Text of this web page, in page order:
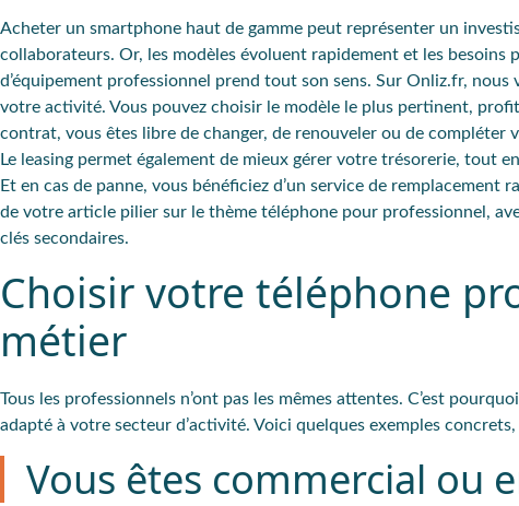
Acheter un smartphone haut de gamme peut représenter un
collaborateurs. Or, les modèles évoluent rapidement et les besoins
d’équipement professionnel prend tout son sens. Sur Onliz.fr,
votre activité. Vous pouvez choisir le modèle le plus pertinent,
contrat, vous êtes libre de changer, de renouveler ou de
Le leasing permet également de mieux gérer votre trésorerie, tout
Et en cas de panne, vous bénéficiez d’un service de
de votre article pilier sur le thème téléphone pour professionnel,
clés secondaires.
Choisir votre téléphone
métier
Tous les professionnels n’ont pas les mêmes attentes. C’est
adapté à votre secteur d’activité. Voici quelques exemples
Vous êtes commercial ou